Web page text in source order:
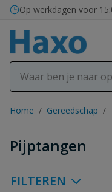
Ga naar de inhoud
Op werkdagen voor
Home / Gereedschap /
Pijptangen
FILTEREN